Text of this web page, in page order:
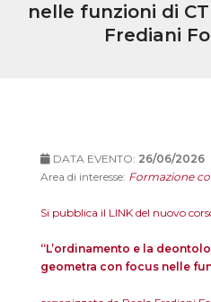
nelle funzioni di
Frediani
DATA EVENTO: 26/06/2026
Area di interesse: Formazione
Si pubblica il LINK del nuovo
“L’ordinamento e la
geometra con focus nelle